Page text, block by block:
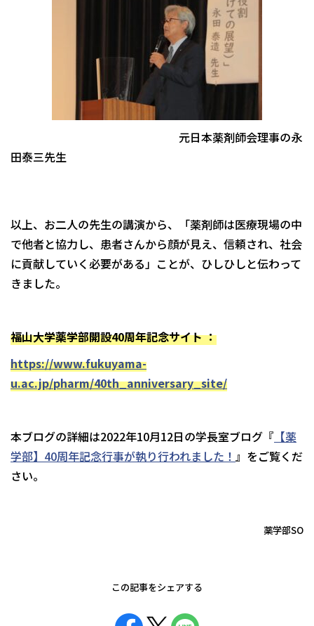
元日本薬剤師会理事の永
田泰三先生
以上、お二人の先生の講演から、「薬剤師は医療現場の中
で他者と協力し、患者さんから顔が見え、信頼され、社会
に貢献していく必要がある」ことが、ひしひしと伝わって
きました。
福山大学薬学部開設40周年記念サイト ：
https://www.fukuyama-
u.ac.jp/pharm/40th_anniversary_site/
本ブログの詳細は2022年10月12日の学長室ブログ『 【薬
学部】40周年記念行事が執り行われました！ 』をご覧くだ
さい。
薬学部SO
この記事をシェアする